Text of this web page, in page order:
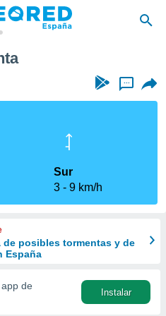
...
Sur
3
9 km/h
de posibles tormentas y de
España
app de
Instalar